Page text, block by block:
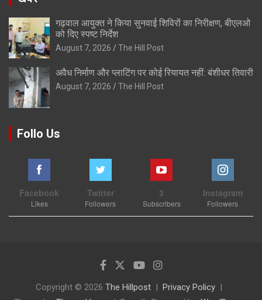
गढ़वाल आयुक्त ने किया सुनवाई शिविरों का निरीक्षण, बीएलओ
को दिए स्पष्ट निर्देश
August 7, 2026 The Hill Post
अवैध निर्माण और प्लाटिंग पर कोई रियायत नहीं: बंशीधर तिवारी
August 7, 2026 The Hill Post
Follo Us
Facebook
Likes
Twitter
Followers
3
Subscribers
Instagram
Followers
Copyright © 2026 The Hillpost
Privacy Policy